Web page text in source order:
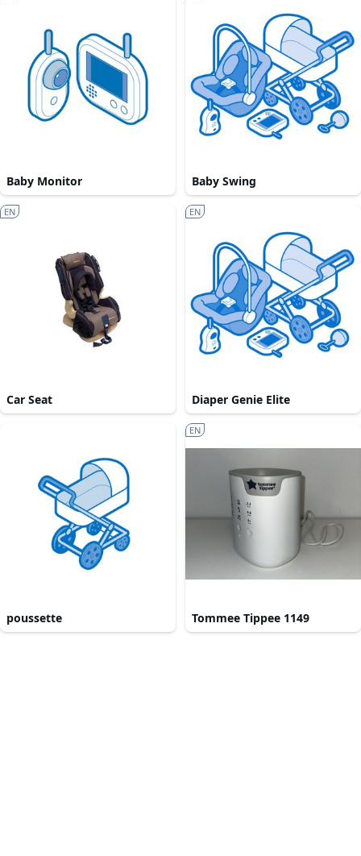
Baby Monitor Baby Swing
Car Seat
EN
Diaper Genie Elite
EN
poussette Tommee Tippee 1149
EN